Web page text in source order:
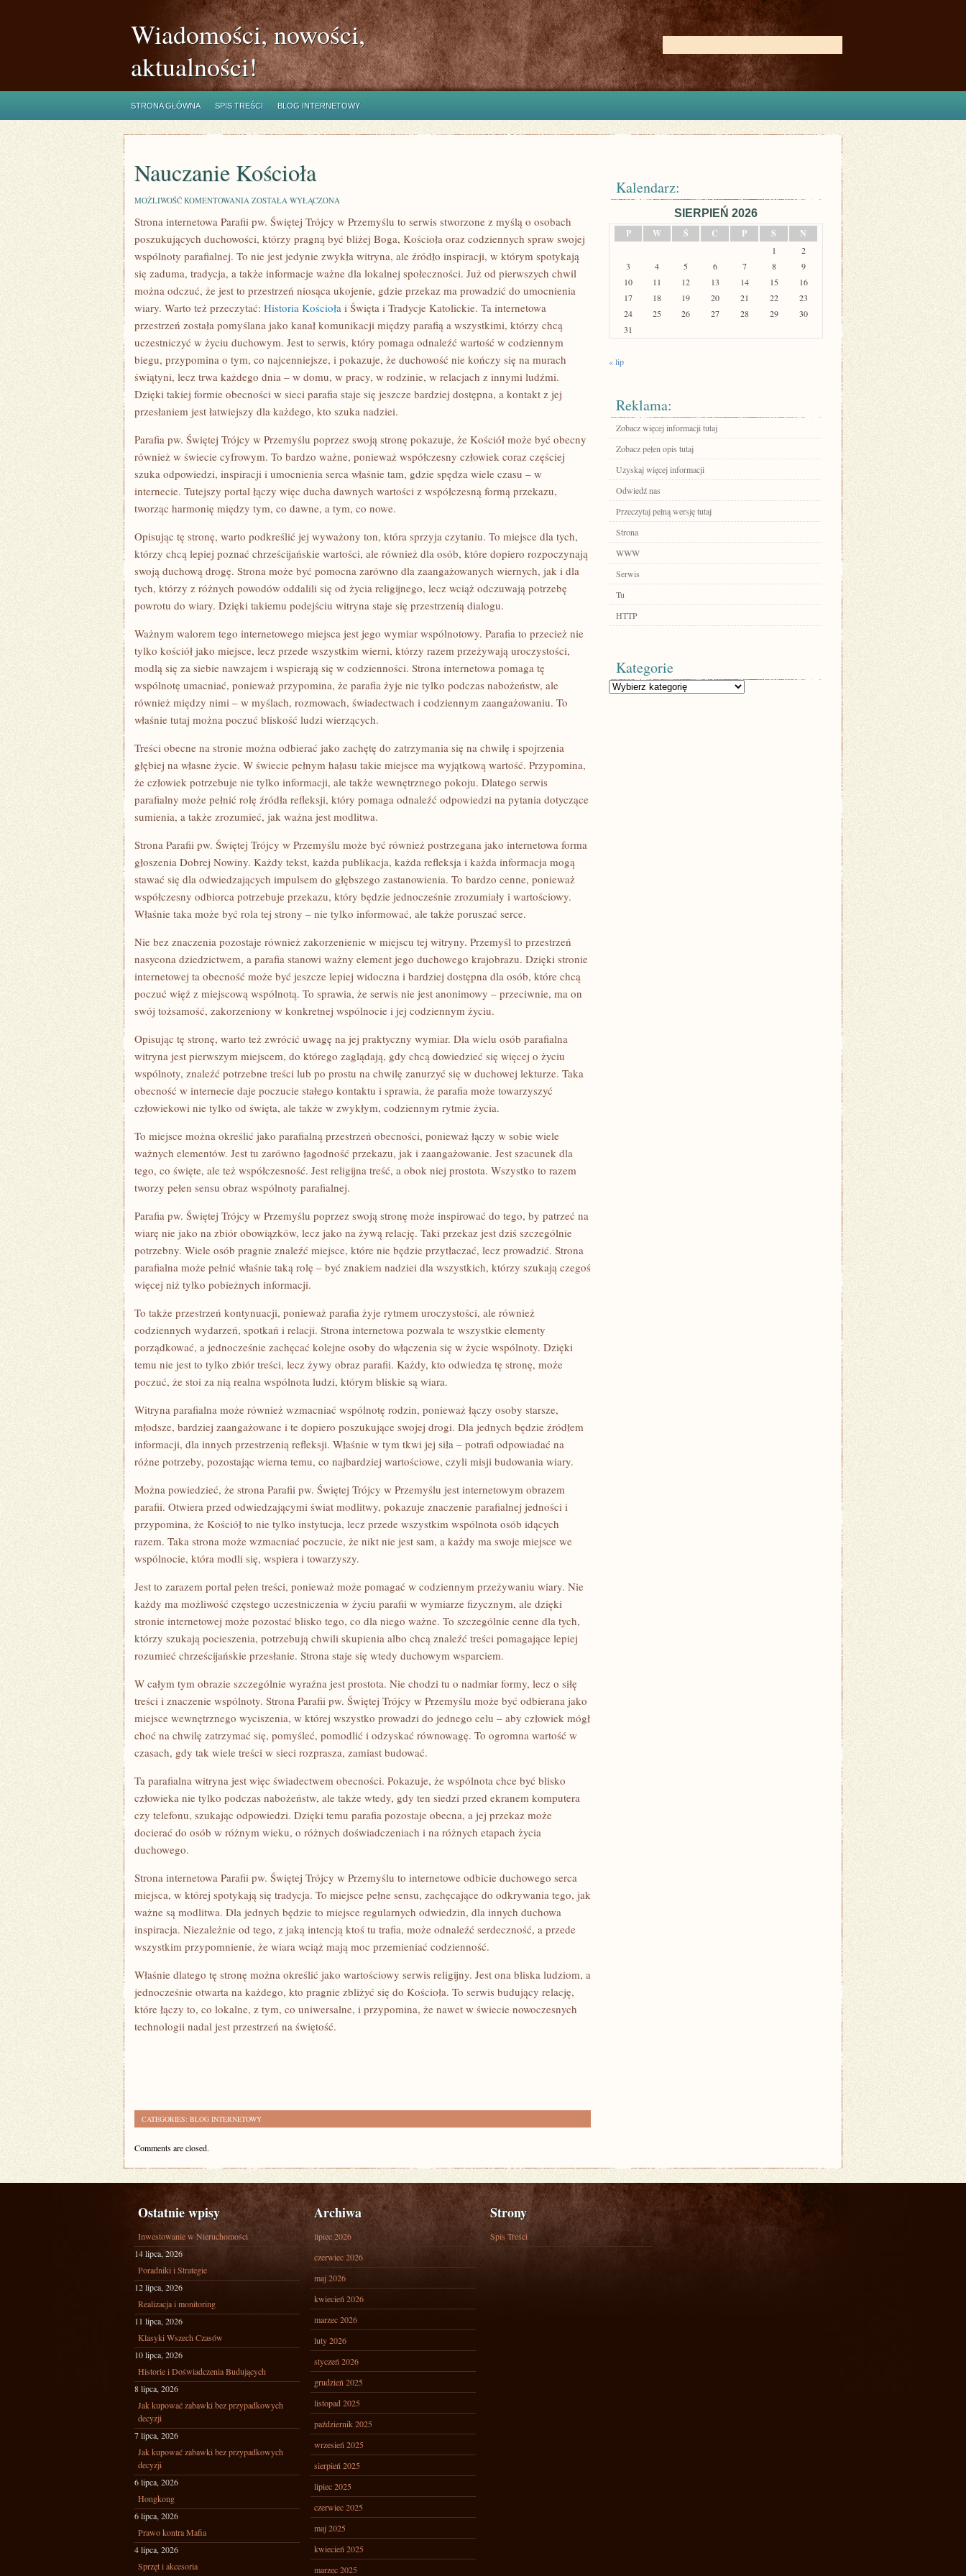
Wiadomości, nowości,
aktualności!
STRONA GŁÓWNA SPIS TREŚCI BLOG INTERNETOWY
Nauczanie Kościoła
MOŻLIWOŚĆ KOMENTOWANIA NAUCZANIE
ZOSTAŁA WYŁĄCZONA
Strona internetowa Parafii pw. Świętej Trójcy w Przemyślu to serwis stworzone z myślą o osobach
poszukujących duchowości, którzy pragną być bliżej Boga, Kościoła oraz codziennych spraw swojej
wspólnoty parafialnej. To nie jest jedynie zwykła witryna, ale źródło inspiracji, w którym spotykają
się zaduma, tradycja, a także informacje ważne dla lokalnej społeczności. Już od pierwszych chwil
można odczuć, że jest to przestrzeń niosąca ukojenie, gdzie przekaz ma prowadzić do umocnienia
wiary. Warto też przeczytać: Historia Kościoła i Święta i Tradycje Katolickie. Ta internetowa
przestrzeń została pomyślana jako kanał komunikacji między parafią a wszystkimi, którzy chcą
uczestniczyć w życiu duchowym. Jest to serwis, który pomaga odnaleźć wartość w codziennym
biegu, przypomina o tym, co najcenniejsze, i pokazuje, że duchowość nie kończy się na murach
świątyni, lecz trwa każdego dnia – w domu, w pracy, w rodzinie, w relacjach z innymi ludźmi.
Dzięki takiej formie obecności w sieci parafia staje się jeszcze bardziej dostępna, a kontakt z jej
przesłaniem jest łatwiejszy dla każdego, kto szuka nadziei.
Parafia pw. Świętej Trójcy w Przemyślu poprzez swoją stronę pokazuje, że Kościół może być obecny
również w świecie cyfrowym. To bardzo ważne, ponieważ współczesny człowiek coraz częściej
szuka odpowiedzi, inspiracji i umocnienia serca właśnie tam, gdzie spędza wiele czasu – w
internecie. Tutejszy portal łączy więc ducha dawnych wartości z współczesną formą przekazu,
tworząc harmonię między tym, co dawne, a tym, co nowe.
Opisując tę stronę, warto podkreślić jej wyważony ton, która sprzyja czytaniu. To miejsce dla tych,
którzy chcą lepiej poznać chrześcijańskie wartości, ale również dla osób, które dopiero rozpoczynają
swoją duchową drogę. Strona może być pomocna zarówno dla zaangażowanych wiernych, jak i dla
tych, którzy z różnych powodów oddalili się od życia religijnego, lecz wciąż odczuwają potrzebę
powrotu do wiary. Dzięki takiemu podejściu witryna staje się przestrzenią dialogu.
Ważnym walorem tego internetowego miejsca jest jego wymiar wspólnotowy. Parafia to przecież nie
tylko kościół jako miejsce, lecz przede wszystkim wierni, którzy razem przeżywają uroczystości,
modlą się za siebie nawzajem i wspierają się w codzienności. Strona internetowa pomaga tę
wspólnotę umacniać, ponieważ przypomina, że parafia żyje nie tylko podczas nabożeństw, ale
również między nimi – w myślach, rozmowach, świadectwach i codziennym zaangażowaniu. To
właśnie tutaj można poczuć bliskość ludzi wierzących.
Treści obecne na stronie można odbierać jako zachętę do zatrzymania się na chwilę i spojrzenia
głębiej na własne życie. W świecie pełnym hałasu takie miejsce ma wyjątkową wartość. Przypomina,
że człowiek potrzebuje nie tylko informacji, ale także wewnętrznego pokoju. Dlatego serwis
parafialny może pełnić rolę źródła refleksji, który pomaga odnaleźć odpowiedzi na pytania dotyczące
sumienia, a także zrozumieć, jak ważna jest modlitwa.
Strona Parafii pw. Świętej Trójcy w Przemyślu może być również postrzegana jako internetowa forma
głoszenia Dobrej Nowiny. Każdy tekst, każda publikacja, każda refleksja i każda informacja mogą
stawać się dla odwiedzających impulsem do głębszego zastanowienia. To bardzo cenne, ponieważ
współczesny odbiorca potrzebuje przekazu, który będzie jednocześnie zrozumiały i wartościowy.
Właśnie taka może być rola tej strony – nie tylko informować, ale także poruszać serce.
Nie bez znaczenia pozostaje również zakorzenienie w miejscu tej witryny. Przemyśl to przestrzeń
nasycona dziedzictwem, a parafia stanowi ważny element jego duchowego krajobrazu. Dzięki stronie
internetowej ta obecność może być jeszcze lepiej widoczna i bardziej dostępna dla osób, które chcą
poczuć więź z miejscową wspólnotą. To sprawia, że serwis nie jest anonimowy – przeciwnie, ma on
swój tożsamość, zakorzeniony w konkretnej wspólnocie i jej codziennym życiu.
Opisując tę stronę, warto też zwrócić uwagę na jej praktyczny wymiar. Dla wielu osób parafialna
witryna jest pierwszym miejscem, do którego zaglądają, gdy chcą dowiedzieć się więcej o życiu
wspólnoty, znaleźć potrzebne treści lub po prostu na chwilę zanurzyć się w duchowej lekturze. Taka
obecność w internecie daje poczucie stałego kontaktu i sprawia, że parafia może towarzyszyć
człowiekowi nie tylko od święta, ale także w zwykłym, codziennym rytmie życia.
To miejsce można określić jako parafialną przestrzeń obecności, ponieważ łączy w sobie wiele
ważnych elementów. Jest tu zarówno łagodność przekazu, jak i zaangażowanie. Jest szacunek dla
tego, co święte, ale też współczesność. Jest religijna treść, a obok niej prostota. Wszystko to razem
tworzy pełen sensu obraz wspólnoty parafialnej.
Parafia pw. Świętej Trójcy w Przemyślu poprzez swoją stronę może inspirować do tego, by patrzeć na
wiarę nie jako na zbiór obowiązków, lecz jako na żywą relację. Taki przekaz jest dziś szczególnie
potrzebny. Wiele osób pragnie znaleźć miejsce, które nie będzie przytłaczać, lecz prowadzić. Strona
parafialna może pełnić właśnie taką rolę – być znakiem nadziei dla wszystkich, którzy szukają czegoś
więcej niż tylko pobieżnych informacji.
To także przestrzeń kontynuacji, ponieważ parafia żyje rytmem uroczystości, ale również
codziennych wydarzeń, spotkań i relacji. Strona internetowa pozwala te wszystkie elementy
porządkować, a jednocześnie zachęcać kolejne osoby do włączenia się w życie wspólnoty. Dzięki
temu nie jest to tylko zbiór treści, lecz żywy obraz parafii. Każdy, kto odwiedza tę stronę, może
poczuć, że stoi za nią realna wspólnota ludzi, którym bliskie są wiara.
Witryna parafialna może również wzmacniać wspólnotę rodzin, ponieważ łączy osoby starsze,
młodsze, bardziej zaangażowane i te dopiero poszukujące swojej drogi. Dla jednych będzie źródłem
informacji, dla innych przestrzenią refleksji. Właśnie w tym tkwi jej siła – potrafi odpowiadać na
różne potrzeby, pozostając wierna temu, co najbardziej wartościowe, czyli misji budowania wiary.
Można powiedzieć, że strona Parafii pw. Świętej Trójcy w Przemyślu jest internetowym obrazem
parafii. Otwiera przed odwiedzającymi świat modlitwy, pokazuje znaczenie parafialnej jedności i
przypomina, że Kościół to nie tylko instytucja, lecz przede wszystkim wspólnota osób idących
razem. Taka strona może wzmacniać poczucie, że nikt nie jest sam, a każdy ma swoje miejsce we
wspólnocie, która modli się, wspiera i towarzyszy.
Jest to zarazem portal pełen treści, ponieważ może pomagać w codziennym przeżywaniu wiary. Nie
każdy ma możliwość częstego uczestniczenia w życiu parafii w wymiarze fizycznym, ale dzięki
stronie internetowej może pozostać blisko tego, co dla niego ważne. To szczególnie cenne dla tych,
którzy szukają pocieszenia, potrzebują chwili skupienia albo chcą znaleźć treści pomagające lepiej
rozumieć chrześcijańskie przesłanie. Strona staje się wtedy duchowym wsparciem.
W całym tym obrazie szczególnie wyraźna jest prostota. Nie chodzi tu o nadmiar formy, lecz o siłę
treści i znaczenie wspólnoty. Strona Parafii pw. Świętej Trójcy w Przemyślu może być odbierana jako
miejsce wewnętrznego wyciszenia, w której wszystko prowadzi do jednego celu – aby człowiek mógł
choć na chwilę zatrzymać się, pomyśleć, pomodlić i odzyskać równowagę. To ogromna wartość w
czasach, gdy tak wiele treści w sieci rozprasza, zamiast budować.
Ta parafialna witryna jest więc świadectwem obecności. Pokazuje, że wspólnota chce być blisko
człowieka nie tylko podczas nabożeństw, ale także wtedy, gdy ten siedzi przed ekranem komputera
czy telefonu, szukając odpowiedzi. Dzięki temu parafia pozostaje obecna, a jej przekaz może
docierać do osób w różnym wieku, o różnych doświadczeniach i na różnych etapach życia
duchowego.
Strona internetowa Parafii pw. Świętej Trójcy w Przemyślu to internetowe odbicie duchowego serca
miejsca, w której spotykają się tradycja. To miejsce pełne sensu, zachęcające do odkrywania tego, jak
ważne są modlitwa. Dla jednych będzie to miejsce regularnych odwiedzin, dla innych duchowa
inspiracja. Niezależnie od tego, z jaką intencją ktoś tu trafia, może odnaleźć serdeczność, a przede
wszystkim przypomnienie, że wiara wciąż mają moc przemieniać codzienność.
Właśnie dlatego tę stronę można określić jako wartościowy serwis religijny. Jest ona bliska ludziom, a
jednocześnie otwarta na każdego, kto pragnie zbliżyć się do Kościoła. To serwis budujący relację,
które łączy to, co lokalne, z tym, co uniwersalne, i przypomina, że nawet w świecie nowoczesnych
technologii nadal jest przestrzeń na świętość.
CATEGORIES: BLOG INTERNETOWY
Comments are closed.
Kalendarz:
SIERPIEŃ 2026
P
W Ś C P S N
1
2
3
4 5 6 7 8
9
10
11 12 13 14 15
16
17
18 19 20 21 22
23
24
25 26 27 28 29
30
31
« lip
Reklama:
Zobacz więcej informacji tutaj
Zobacz pełen opis tutaj
Uzyskaj więcej informacji
Odwiedź nas
Przeczytaj pełną wersję tutaj
Strona
WWW
Serwis
Tu
HTTP
Kategorie
Kategorie
Ostatnie wpisy
Inwestowanie w Nieruchomości
14 lipca, 2026
Poradniki i Strategie
12 lipca, 2026
Realizacja i monitoring
11 lipca, 2026
Klasyki Wszech Czasów
10 lipca, 2026
Historie i Doświadczenia Budujących
8 lipca, 2026
Jak kupować zabawki bez przypadkowych
decyzji
7 lipca, 2026
Jak kupować zabawki bez przypadkowych
decyzji
6 lipca, 2026
Hongkong
6 lipca, 2026
Prawo kontra Mafia
4 lipca, 2026
Sprzęt i akcesoria
Archiwa
lipiec 2026
czerwiec 2026
maj 2026
kwiecień 2026
marzec 2026
luty 2026
styczeń 2026
grudzień 2025
listopad 2025
październik 2025
wrzesień 2025
sierpień 2025
lipiec 2025
czerwiec 2025
maj 2025
kwiecień 2025
marzec 2025
Strony
Spis Treści